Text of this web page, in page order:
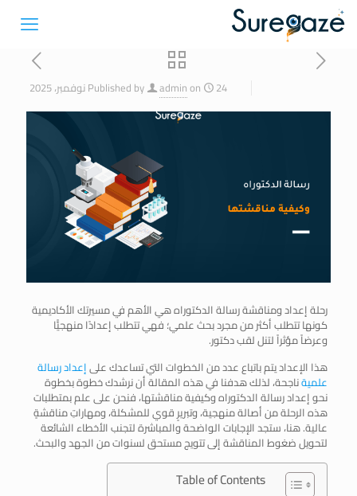
Published by adminon 24 نوفمبر، 2025
رحلة إعداد ومناقشة رسالة الدكتوراه هي الأهم في مسيرتك الأكاديمية
كونها تتطلب أكثر من مجرد بحث علمي؛ فهي تتطلب إعدادًا منهجيًّا
وعرضاً مؤثراً لتنل لقب دكتور.
هذا الإعداد يتم باتباع عدد من الخطوات التي تساعدك علىإعداد رسالة
علميةناجحة، لذلك هدفنا في هذه المقالة أن نرشدك خطوة بخطوة
نحو إعداد رسالة الدكتوراه وكيفية مناقشتها، فنحن على علم بمتطلبات
هذه الرحلة من أصالة منهجية، وتبريرٍ قوي للمشكلة، ومهاراتِ مناقشةٍ
عالية. هنا، ستجد الإجابات الواضحة والمباشرة لتجنب الأخطاء الشائعة
لتحويل ضغوط المناقشة إلى تتويج مستحق لسنوات من الجهد والبحث.
Table of Contents